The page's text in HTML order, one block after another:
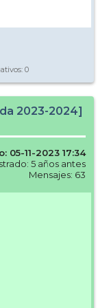
0
2023-2024]
05-11-2023 17:34
5 años antes
Mensajes: 63